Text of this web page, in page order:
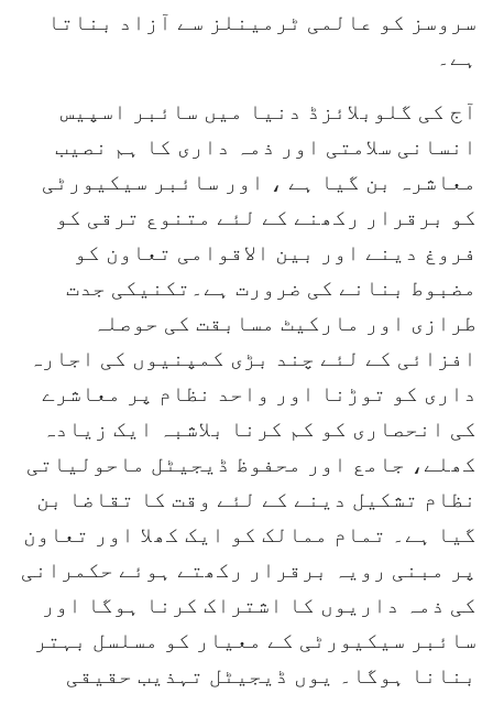
سروسز کو عالمی ٹرمینلز سے آزاد بناتا
ہے۔
آج کی گلوبلائزڈ دنیا میں سائبر اسپیس
انسانی سلامتی اور ذمہ داری کا ہم نصیب
معاشرہ بن گیا ہے ، اور سائبر سیکیورٹی
کو برقرار رکھنے کے لئے متنوع ترقی کو
فروغ دینے اور بین الاقوامی تعاون کو
مضبوط بنانے کی ضرورت ہے۔تکنیکی جدت
طرازی اور مارکیٹ مسابقت کی حوصلہ
افزائی کے لئے چند بڑی کمپنیوں کی اجارہ
داری کو توڑنا اور واحد نظام پر معاشرے
کی انحصاری کو کم کرنا بلاشبہ ایک زیادہ
کھلے، جامع اور محفوظ ڈیجیٹل ماحولیاتی
نظام تشکیل دینے کے لئے وقت کا تقاضا بن
گیا ہے۔ تمام ممالک کو ایک کھلا اور تعاون
پر مبنی رویہ برقرار رکھتے ہوئے حکمرانی
کی ذمہ داریوں کا اشتراک کرنا ہوگا اور
سائبر سیکیورٹی کے معیار کو مسلسل بہتر
بنانا ہوگا۔ یوں ڈیجیٹل تہذیب حقیقی